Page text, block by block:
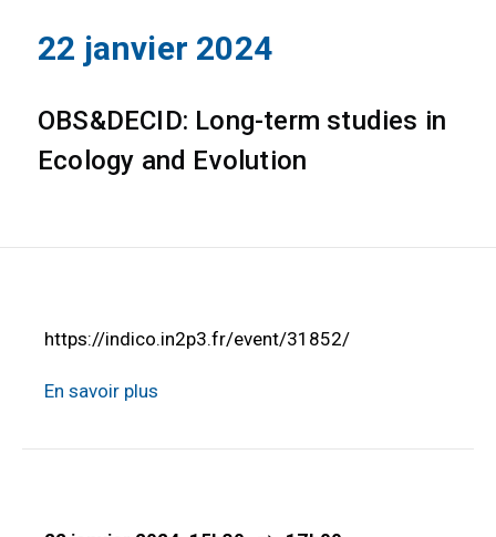
22 janvier 2024
OBS&DECID: Long-term studies in
Ecology and Evolution
https://indico.in2p3.fr/event/31852/
En savoir plus